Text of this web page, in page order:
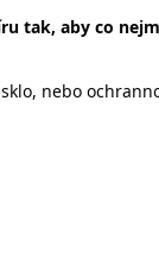
tak, aby co
nebo